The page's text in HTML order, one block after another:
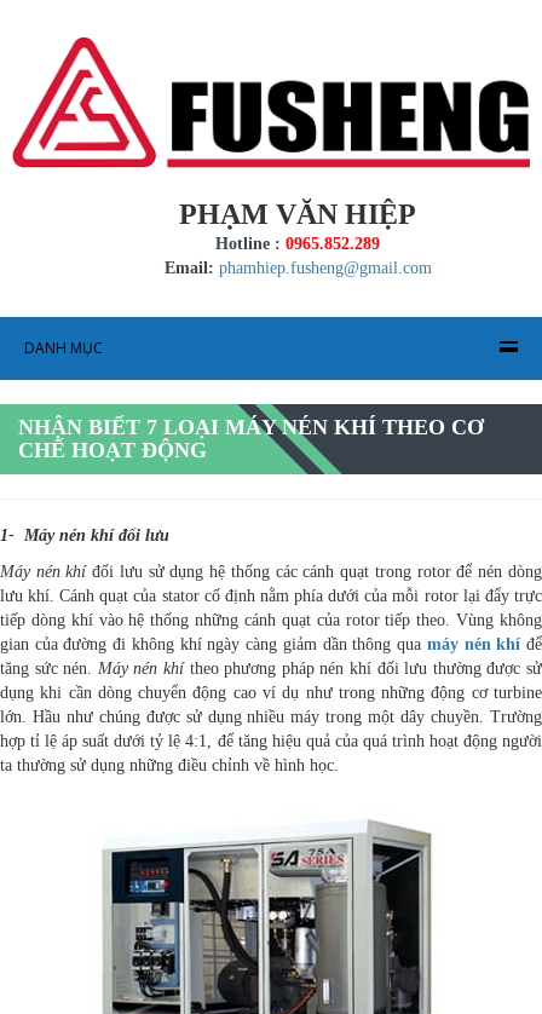
PHẠM VĂN HIỆP
Hotline : 0965.852.289
Email: phamhiep.fusheng@gmail.com
DANH MỤC
NHẬN BIẾT 7 LOẠI MÁY NÉN KHÍ THEO CƠ
CHẾ HOẠT ĐỘNG
1- Máy nén khí đối lưu
Máy nén khíđối lưu sử dụng hệ thống các cánh quạt trong rotor để nén dòng
lưu khí. Cánh quạt của stator cố định nằm phía dưới của mỗi rotor lại đẩy trực
tiếp dòng khí vào hệ thống những cánh quạt của rotor tiếp theo. Vùng không
gian của đường đi không khí ngày càng giảm dần thông qua máy nén khí để
tăng sức nén. Máy nén khítheo phương pháp nén khí đối lưu thường được sử
dụng khi cần dòng chuyển động cao ví dụ như trong những động cơ turbine
lớn. Hầu như chúng được sử dụng nhiều máy trong một dây chuyền. Trường
hợp tỉ lệ áp suất dưới tỷ lệ 4:1, để tăng hiệu quả của quá trình hoạt động người
ta thường sử dụng những điều chỉnh về hình học.